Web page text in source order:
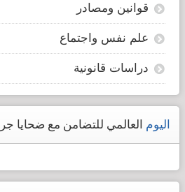
قوانين ومصادر
علم نفس واجتماع
دراسات قانونية
اليوم العالمي للتضامن مع ضحايا